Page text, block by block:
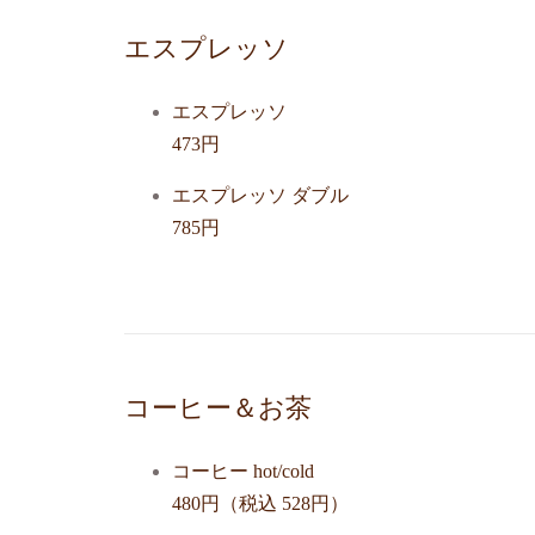
エスプレッソ
エスプレッソ
473円
エスプレッソ ダブル
785円
コーヒー＆お茶
コーヒー hot/cold
480円（税込 528円）